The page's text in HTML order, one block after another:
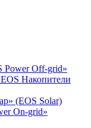
Power Off-grid»
Накопители
(EOS Solar)
On-grid»